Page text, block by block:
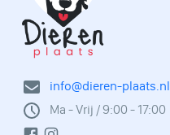
info@dieren-plaats.nl
Ma - Vrij / 9:00 - 17:00